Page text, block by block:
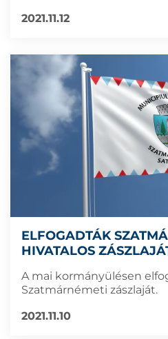
2021.11.12
ELFOGADTÁK
HIVATALOS
A mai kormányülésen
Szatmárnémeti zászlaját.
2021.11.10